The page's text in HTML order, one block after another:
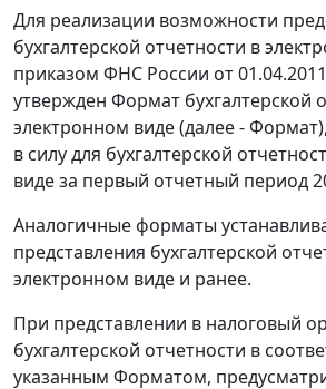
Для реализации возможности
бухгалтерской отчетности в
приказом ФНС России от
утвержден Формат бухгалтерской
электронном виде (далее -
в силу для бухгалтерской
виде за первый отчетный период
Аналогичные форматы
представления бухгалтерской
электронном виде и ранее.
При представлении в налоговый
бухгалтерской отчетности в
указанным Форматом,